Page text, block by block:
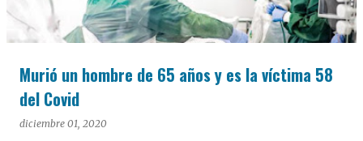
Murió un hombre de 65 años y es la víctima 58
del Covid
diciembre 01, 2020